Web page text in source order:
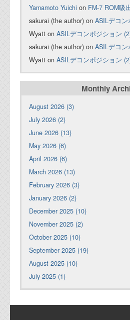
Yamamoto Yuichi on FM-7 ROM吸
sakurai (the author) on ASILデコ
Wyatt on ASILデコンポジション
sakurai (the author) on ASILデコ
Wyatt on ASILデコンポジション
Monthly
August 2026 (3)
July 2026 (2)
June 2026 (13)
May 2026 (6)
April 2026 (6)
March 2026 (13)
February 2026 (3)
January 2026 (2)
December 2025 (10)
November 2025 (2)
October 2025 (10)
September 2025 (19)
August 2025 (10)
July 2025 (1)